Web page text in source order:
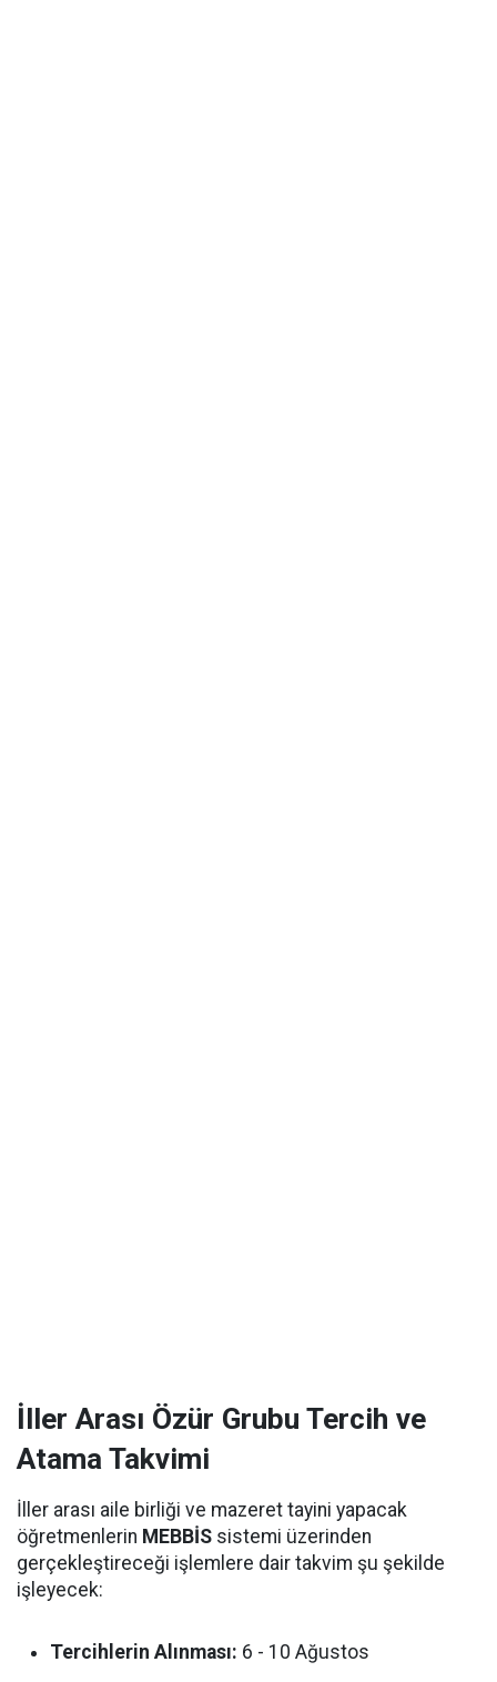
İller Arası Özür Grubu Tercih ve
Atama Takvimi
İller arası aile birliği ve mazeret tayini yapacak
öğretmenlerin MEBBİS sistemi üzerinden
gerçekleştireceği işlemlere dair takvim şu şekilde
işleyecek:
Tercihlerin Alınması: 6 - 10 Ağustos